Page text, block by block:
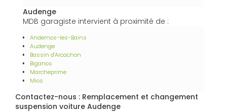
Audenge
MDB garagiste intervient à proximité de :
Andernos-les-Bains
Audenge
Bassin d'Arcachon
Biganos
Marcheprime
Mios
Contactez-nous : Remplacement et changement
suspension voiture Audenge